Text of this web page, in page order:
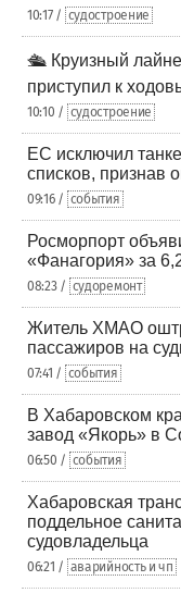
10:17 / судостроение
🛳️ Круизный
приступил к
10:10 / судостроение
ЕС исключил
списков, признав
09:16 / события
Росморпорт
«Фанагория» за
08:23 / судоремонт
Житель ХМАО
пассажиров на
07:41 / события
В Хабаровском
завод «Якорь» в
06:50 / события
Хабаровская
поддельное
судовладельца
06:21 / аварийность и чп